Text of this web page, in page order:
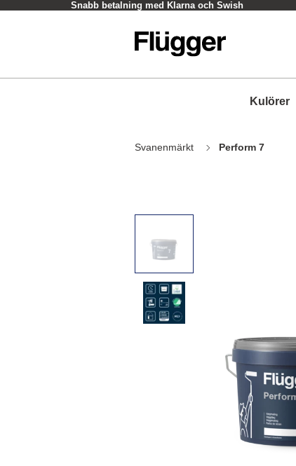
Snabb betalning med Klarna och Swish
Kulörer
Svanenmärkt Perform 7